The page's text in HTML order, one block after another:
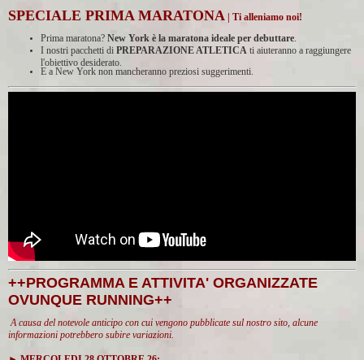
SPECIALE PRIMA MARATONA | Ti alleniamo noi!
Prima maratona? New York è la maratona ideale per debuttare.
I nostri pacchetti di PREPARAZIONE ATLETICA ti aiuteranno a raggiungere
l'obiettivo desiderato.
E a New York non mancheranno preziosi suggerimenti.
++PROGRAMMA E ATTIVITA' ORGANIZZATE
OVUNQUE RUNNING++
A causa del notevole anticipo con cui vengono pubblicate sul nostro sito, alcune
informazioni potrebbero subire variazioni.